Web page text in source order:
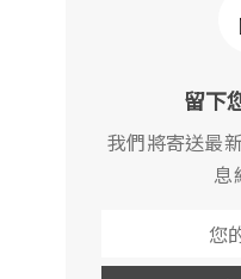
留下
我們將寄送最
息